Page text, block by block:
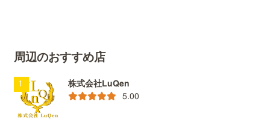
周辺のおすすめ店
株式会社LuQen
5.00